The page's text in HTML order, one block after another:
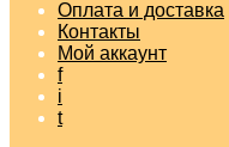
Оплата и доставка
Контакты
Мой аккаунт
f
i
t